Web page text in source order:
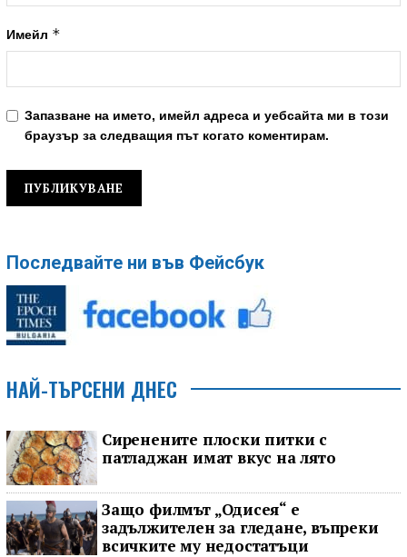
Имейл *
Запазване на името, имейл адреса и уебсайта ми в този
браузър за следващия път когато коментирам.
Последвайте ни във Фейсбук
НАЙ-ТЪРСЕНИ ДНЕС
Сиренените плоски питки с
патладжан имат вкус на лято
Защо филмът „Одисея“ е
задължителен за гледане, въпреки
всичките му недостатъци